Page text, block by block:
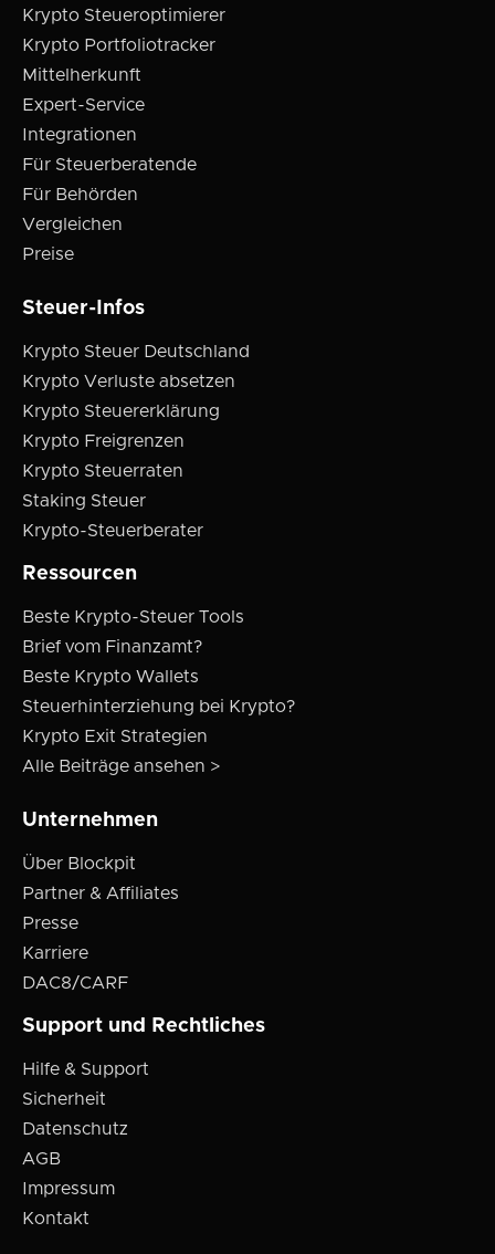
Krypto Steueroptimierer
Krypto Portfoliotracker
Mittelherkunft
Expert-Service
Integrationen
Für Steuerberatende
Für Behörden
Vergleichen
Preise
Steuer-Infos
Krypto Steuer Deutschland
Krypto Verluste absetzen
Krypto Steuererklärung
Krypto Freigrenzen
Krypto Steuerraten
Staking Steuer
Krypto-Steuerberater
Ressourcen
Beste Krypto-Steuer Tools
Brief vom Finanzamt?
Beste Krypto Wallets
Steuerhinterziehung bei Krypto?
Krypto Exit Strategien
Alle Beiträge ansehen >
Unternehmen
Über Blockpit
Partner & Affiliates
Presse
Karriere
DAC8/CARF
Support und Rechtliches
Hilfe & Support
Sicherheit
Datenschutz
AGB
Impressum
Kontakt